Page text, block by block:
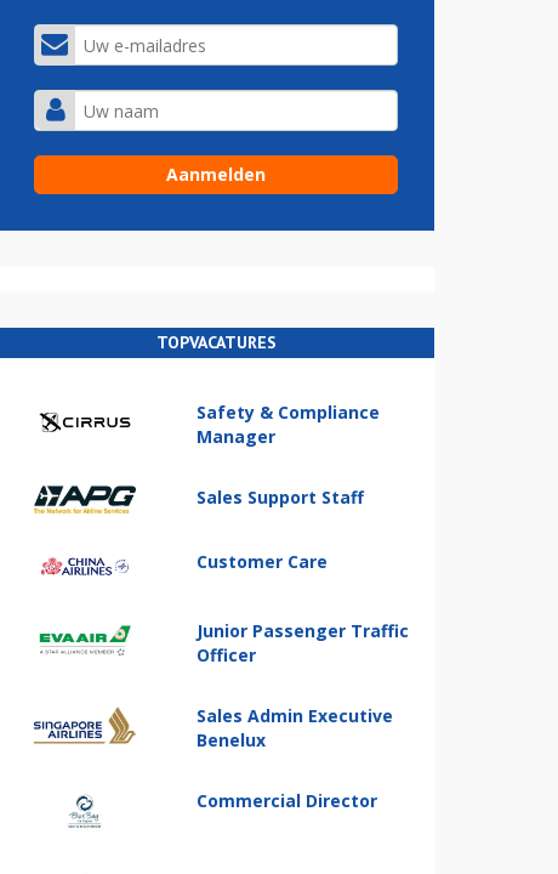
TOPVACATURES
Safety & Compliance
Manager
Sales Support Staff
Customer Care
Junior Passenger Traffic
Officer
Sales Admin Executive
Benelux
Commercial Director